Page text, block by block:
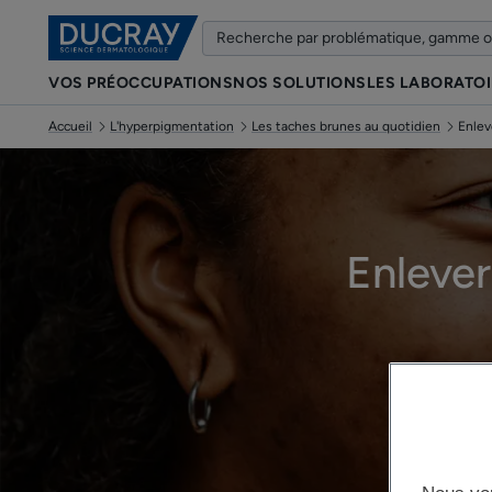
VOS PRÉOCCUPATIONSNOS SOLUTIONSLES
Accueil L'hyperpigmentation Les taches brunes au quotidien